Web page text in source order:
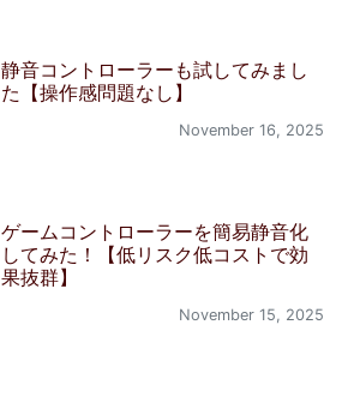
静音コントローラーも試してみまし
た【操作感問題なし】
November 16, 2025
ゲームコントローラーを簡易静音化
してみた！【低リスク低コストで効
果抜群】
November 15, 2025